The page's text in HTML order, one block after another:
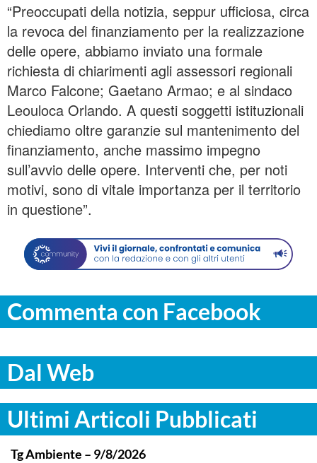
“Preoccupati della notizia, seppur ufficiosa, circa
la revoca del finanziamento per la realizzazione
delle opere, abbiamo inviato una formale
richiesta di chiarimenti agli assessori regionali
Marco Falcone; Gaetano Armao; e al sindaco
Leouloca Orlando. A questi soggetti istituzionali
chiediamo oltre garanzie sul mantenimento del
finanziamento, anche massimo impegno
sull’avvio delle opere. Interventi che, per noti
motivi, sono di vitale importanza per il territorio
in questione”.
Commenta con Facebook
Dal Web
Ultimi Articoli Pubblicati
ITALPRESS
Tg Ambiente – 9/8/2026